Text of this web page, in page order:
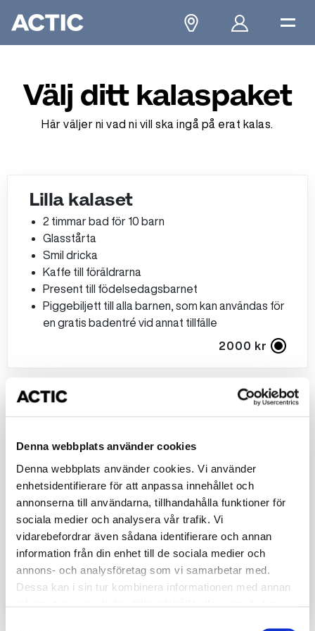
Denna webbplats använder cookies
Denna webbplats använder cookies. Vi använder
enhetsidentifierare för att anpassa innehållet och
annonserna till användarna, tillhandahålla funktioner för
sociala medier och analysera vår trafik. Vi
vidarebefordrar även sådana identifierare och annan
information från din enhet till de sociala medier och
annons- och analysföretag som vi samarbetar med.
Dessa kan i sin tur kombinera informationen med annan
Välj ditt kalaspaket
Här väljer ni vad ni vill ska ingå på erat kalas.
Lilla kalaset
2 timmar bad för 10 barn
Glasstårta
Smil dricka​
Kaffe till föräldrarna​
Present till födelsedagsbarnet​
Piggebiljett till alla barnen, som kan användas för
en gratis badentré vid annat tillfälle
2000 kr
Mellan kalaset
Glasstårta
Smil dricka​
Kaffe till föräldrarna​
Present till födelsedagsbarnet​
Piggebiljett till alla barnen, som kan användas för
en gratis badentré vid annat tillfälle
Korv med bröd
Godispåse
2500 kr